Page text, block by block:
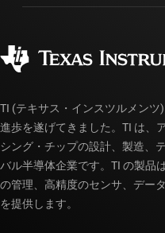
製造
myTI アカウントの FAQ
ご注文に関する FAQ
TI (テキサス・インスツルメン
進歩を遂げてきました。TI は、
シング・チップの設計、製造、
バル半導体企業です。TI の製品
の管理、高精度のセンサ、デー
を提供します。